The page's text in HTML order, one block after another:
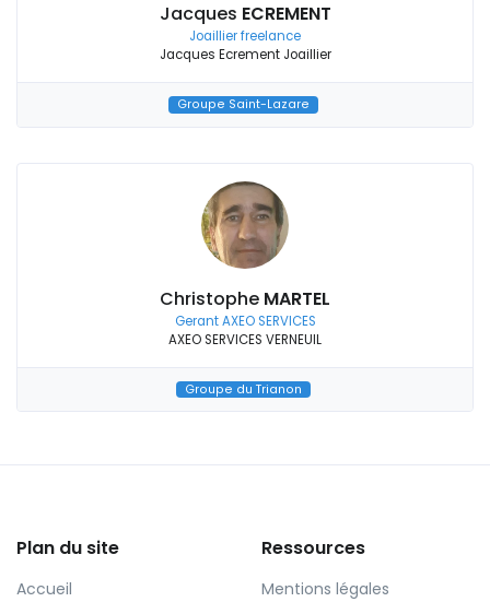
Jacques ECREMENT
Joaillier freelance
Jacques Ecrement Joaillier
Groupe Saint-Lazare
Christophe MARTEL
Gerant AXEO SERVICES
AXEO SERVICES VERNEUIL
Groupe du Trianon
Plan du site
Accueil
Ressources
Mentions légales